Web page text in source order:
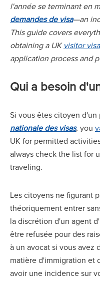
l'année se terminant en
demandes de visa—an
This guide covers
obtaining a UKvisitor visa
application process and
Qui a besoin
Si vous êtes citoyen d'un
nationale des visas, you
UK for permitted
always check the list for
traveling.
Les citoyens ne figurant
théoriquement entrer
la discrétion d'un agent
être refusée pour des
à un avocat si vous avez
matière d'immigration et
avoir une incidence sur